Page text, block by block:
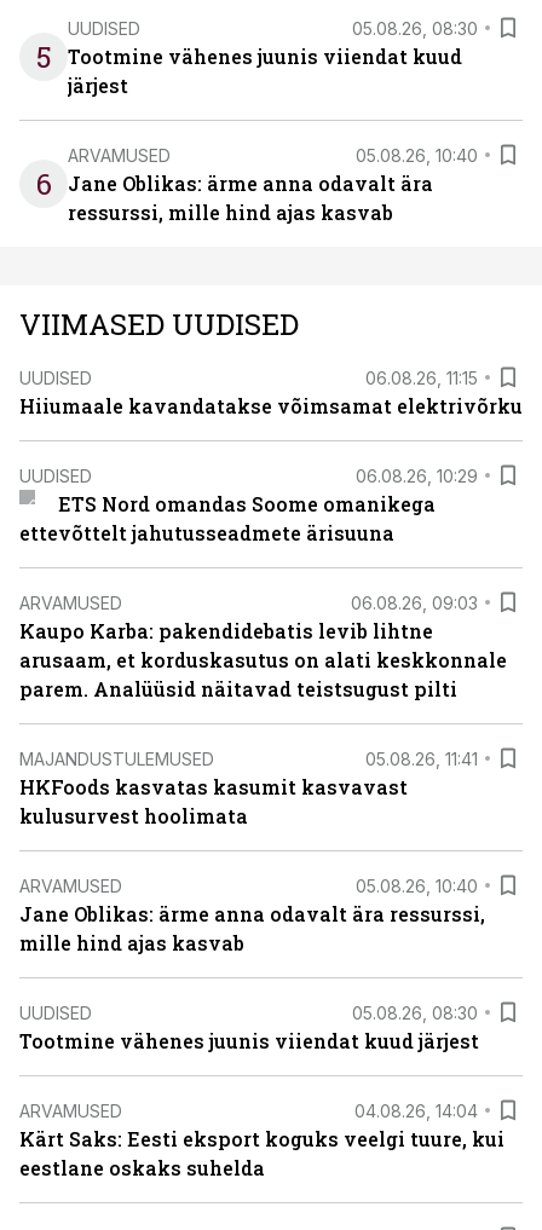
5
UUDISED 05.08.26, 08:30
Tootmine vähenes juunis viiendat kuud
järjest
6
ARVAMUSED 05.08.26, 10:40
Jane Oblikas: ärme anna odavalt ära
ressurssi, mille hind ajas kasvab
VIIMASED UUDISED
UUDISED 06.08.26, 11:15
Hiiumaale kavandatakse võimsamat elektrivõrku
UUDISED 06.08.26, 10:29
ETS Nord omandas Soome omanikega
ettevõttelt jahutusseadmete ärisuuna
ARVAMUSED 06.08.26, 09:03
Kaupo Karba: pakendidebatis levib lihtne
arusaam, et korduskasutus on alati keskkonnale
parem. Analüüsid näitavad teistsugust pilti
MAJANDUSTULEMUSED 05.08.26, 11:41
HKFoods kasvatas kasumit kasvavast
kulusurvest hoolimata
ARVAMUSED 05.08.26, 10:40
Jane Oblikas: ärme anna odavalt ära ressurssi,
mille hind ajas kasvab
UUDISED 05.08.26, 08:30
Tootmine vähenes juunis viiendat kuud järjest
ARVAMUSED 04.08.26, 14:04
Kärt Saks: Eesti eksport koguks veelgi tuure, kui
eestlane oskaks suhelda